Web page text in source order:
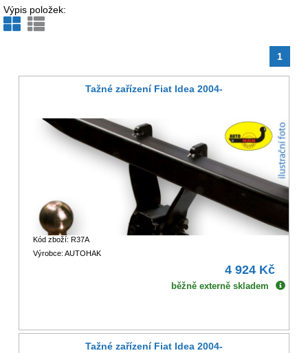
Výpis položek:
1
Tažné zařízení Fiat Idea 2004-
Kód zboží: R37A
Výrobce: AUTOHAK
4 924 Kč
běžně externě skladem
Tažné zařízení Fiat Idea 2004-